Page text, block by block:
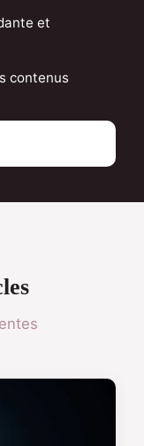
et
contenus